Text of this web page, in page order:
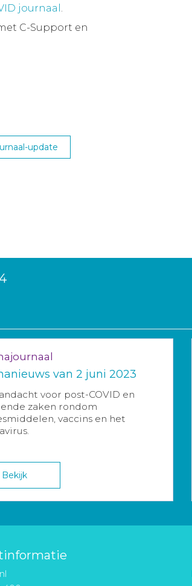
journaal .
C-Support en
update
van 2 juni 2023
voor post-COVID en
zaken rondom
vaccins en het
Bekijk